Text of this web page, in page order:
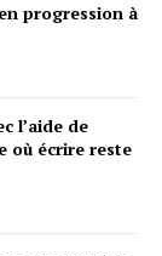
progression à
l’aide de
où écrire reste